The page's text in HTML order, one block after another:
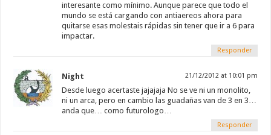
interesante como mínimo. Aunque parece que todo el
mundo se está cargando con antiaereos ahora para
quitarse esas molestais rápidas sin tener que ir a 6 para
impactar.
Responder
Night 21/12/2012 at 10:01 pm
Desde luego acertaste jajajaja No se ve ni un monolito,
ni un arca, pero en cambio las guadañas van de 3 en 3…
anda que… como futurologo…
Responder